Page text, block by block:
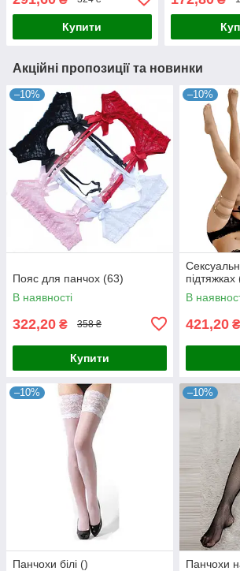
Купити
Акційні пропозиції та новинки
–10%
Пояс для панчох (63)
В наявності
322,20 ₴ 358 ₴
Купити
–10%
підтяжках
В
421,20 ₴
–10%
Панчохи білі ()
–10%
Панчохи